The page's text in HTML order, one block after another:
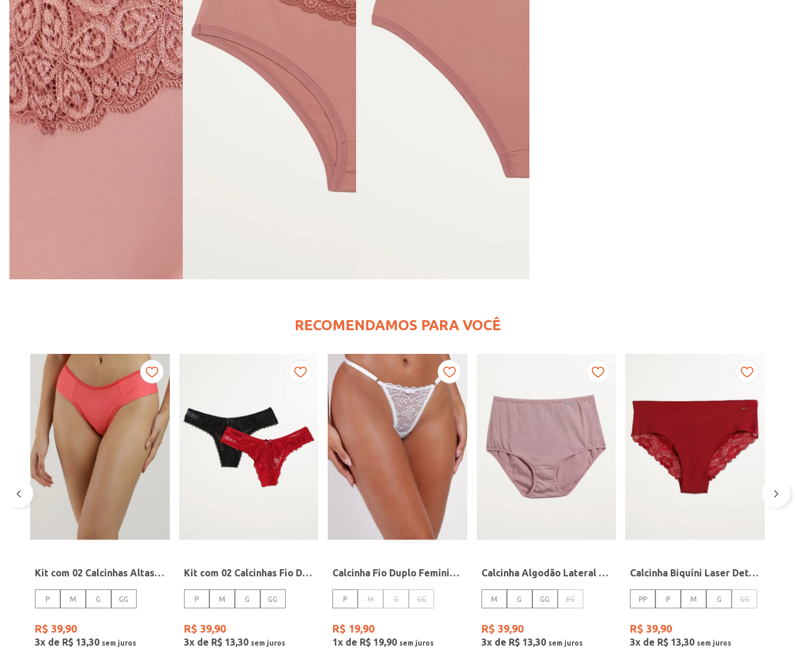
RECOMENDAMOS PARA VOCÊ
Kit com 02 Calcinhas Altas Feminino Rosa Pink/Rosa
P M G GG
R$ 39,90
3x de R$ 13,30
Kit com 02 Calcinhas Fio Duplo Feminina VERMELHO/PRETO
P M G GG
R$ 39,90
3x de R$ 13,30
Calcinha Fio Duplo Feminina BRANCO
P M G GG
R$ 19,90
1x de R$ 19,90
Calcinha Algodão Lateral Alta Feminina ROSE
M G GG EG
R$ 39,90
3x de R$ 13,30
Calcinha Biquíni Laser Detalhe Em Renda Feminina VERMELHO
PP P M G GG
R$ 39,90
3x de R$ 13,30